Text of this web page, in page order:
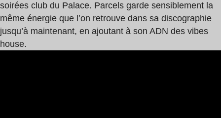
soirées club du Palace. Parcels garde sensiblement la
même énergie que l’on retrouve dans sa discographie
jusqu’à maintenant, en ajoutant à son ADN des vibes
house.